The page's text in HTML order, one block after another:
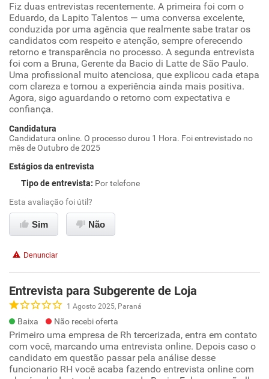
Fiz duas entrevistas recentemente. A primeira foi com o
Eduardo, da Lapito Talentos — uma conversa excelente,
conduzida por uma agência que realmente sabe tratar os
candidatos com respeito e atenção, sempre oferecendo
retorno e transparência no processo. A segunda entrevista
foi com a Bruna, Gerente da Bacio di Latte de São Paulo.
Uma profissional muito atenciosa, que explicou cada etapa
com clareza e tornou a experiência ainda mais positiva.
Agora, sigo aguardando o retorno com expectativa e
confiança.
Candidatura
Candidatura online. O processo durou 1 Hora. Foi entrevistado no
mês de Outubro de 2025
Estágios da entrevista
Tipo de entrevista: Por telefone
Esta avaliação foi útil?
Sim Não
Denunciar
Entrevista para Subgerente de Loja
1 Agosto 2025, Paraná
Baixa Não recebi oferta
Primeiro uma empresa de Rh tercerizada, entra em contato
com você, marcando uma entrevista online. Depois caso o
candidato em questão passar pela análise desse
funcionario RH você acaba fazendo entrevista online com